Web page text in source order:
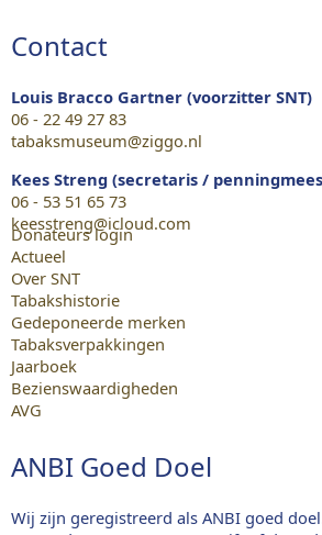
Contact
Louis Bracco Gartner (voorzitter SNT)
06 - 22 49 27 83
tabaksmuseum@ziggo.nl
Kees Streng (secretaris /
06 - 53 51 65 73
keesstreng@icloud.com
Donateurs login
Actueel
Over SNT
Tabakshistorie
Gedeponeerde merken
Tabaksverpakkingen
Jaarboek
Bezienswaardigheden
AVG
ANBI Goed Doel
Wij zijn geregistreerd als ANBI goed